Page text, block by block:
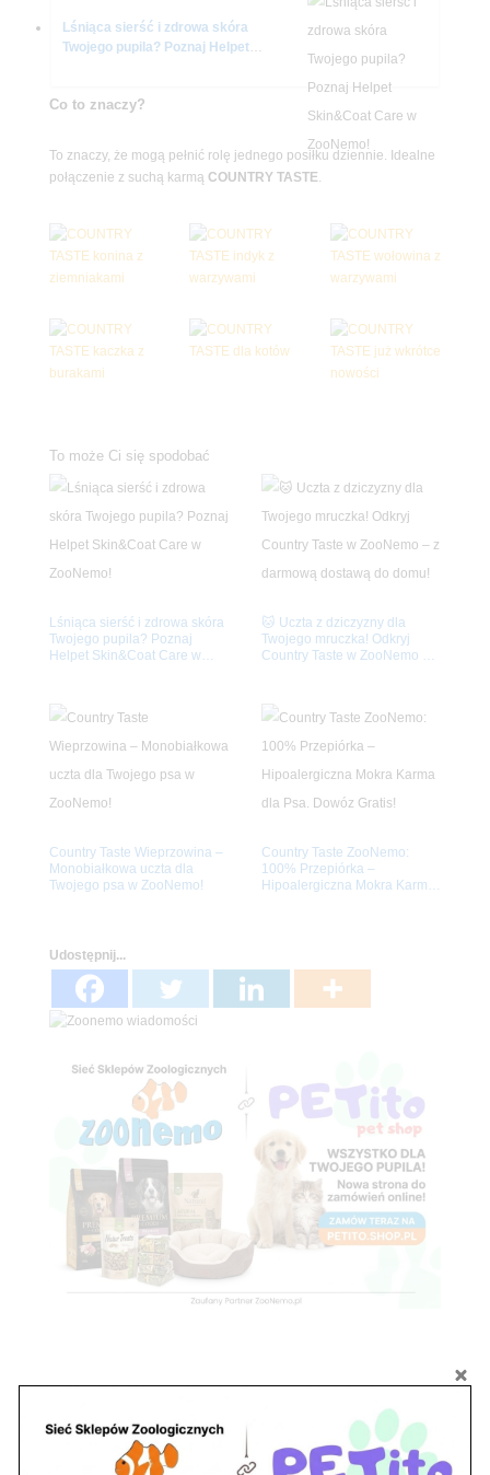
Lśniąca sierść i zdrowa skóra
Twojego pupila? Poznaj Helpet
Co to znaczy?
To znaczy, że mogą pełnić rolę jednego posiłku dziennie. Idealne
połączenie z suchą karmą COUNTRY TASTE.
To może Ci się spodobać
Lśniąca sierść i zdrowa skóra
Twojego pupila? Poznaj
Helpet Skin&Coat Care w
🐱 Uczta z dziczyzny dla
Twojego mruczka! Odkryj
Country Taste w ZooNemo – z
Country Taste Wieprzowina –
Monobiałkowa uczta dla
Twojego psa w ZooNemo!
Country Taste ZooNemo:
100% Przepiórka –
Hipoalergiczna Mokra Karma
Udostępnij...